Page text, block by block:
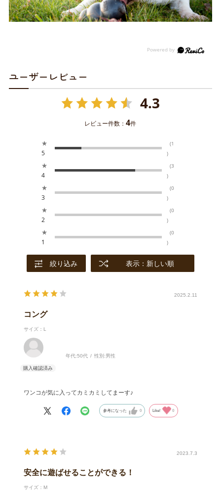
ユーザーレビュー
4.3
レビュー件数：4件
★
5
(1
)
★
4
(3
)
★
3
(0
)
★
2
(0
)
★
1
(0
)
絞り込み 表示：新しい順
2025.2.11
コング
サイズ：L
年代:50代 性別:男性
ワンコが気に入ってカミカミしてまーす♪
参考になった 0 Like! 0
2023.7.3
安全に遊ばせることができる！
サイズ：M